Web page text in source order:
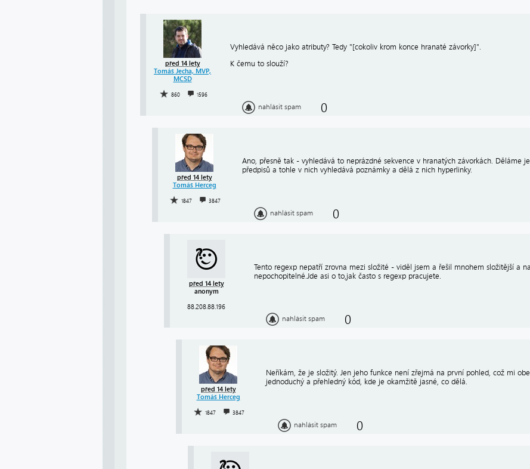
před 14 lety
Tomáš Jecha, MVP,
MCSD
860 1596
Vyhledává něco jako atributy? Tedy "[cokoliv krom konce hranaté závorky]".
K čemu to slouží?
nahlásit spam 0
před 14 lety
Tomáš Herceg
1847 3847
Ano, přesně tak - vyhledává to neprázdné sekvence v hranatých závorkách. Děláme
předpisů a tohle v nich vyhledává poznámky a dělá z nich hyperlinky.
nahlásit spam 0
před 14 lety
anonym
88.208.88.196
Tento regexp nepatří zrovna mezi složité - viděl jsem a řešil mnohem složitější a
nepochopitelné.Jde asi o to,jak často s regexp pracujete.
nahlásit spam 0
před 14 lety
Tomáš Herceg
1847 3847
Neříkám, že je složitý. Jen jeho funkce není zřejmá na první pohled, což mi
jednoduchý a přehledný kód, kde je okamžitě jasné, co dělá.
nahlásit spam 0